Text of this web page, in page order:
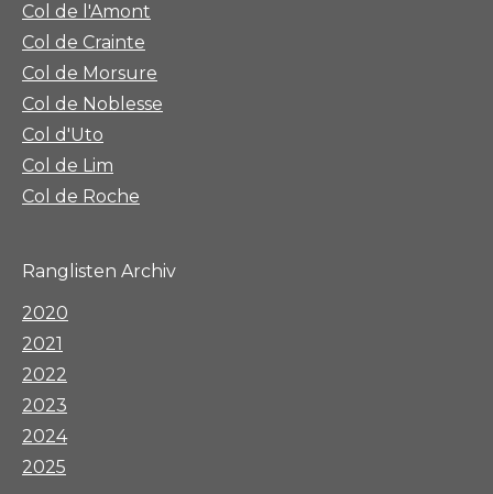
Col de l'Amont
Col de Crainte
Col de Morsure
Col de Noblesse
Col d'Uto
Col de Lim
Col de Roche
Ranglisten Archiv
2020
2021
2022
2023
2024
2025